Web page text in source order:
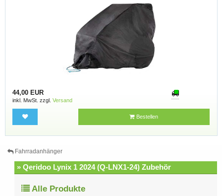
44,00 EUR
inkl. MwSt. zzgl. Versand
Bestellen
Fahrradanhänger
» Qeridoo Lynix 1 2024 (Q-LNX1-24) Zubehör
Alle Produkte